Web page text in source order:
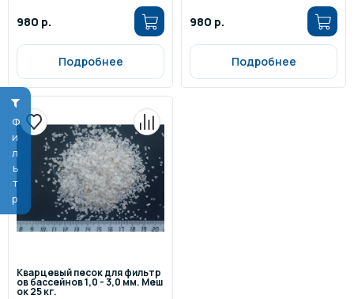
Фильтр
980 р.
Подробнее
980 р.
Подробнее
Кварцевый песок для фильтр
ов бассейнов 1,0 - 3,0 мм. Меш
ок 25 кг.